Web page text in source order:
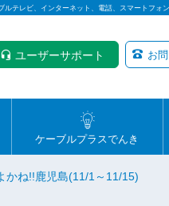
ルテレビ、インターネット、電話、スマートフォ
ユーザーサポート お
ケーブルプラスでんき
かね!!鹿児島(11/1～11/15)